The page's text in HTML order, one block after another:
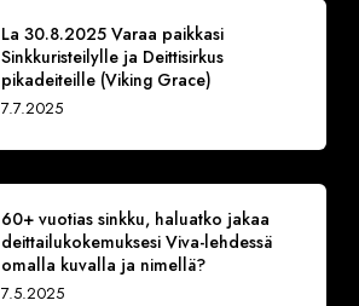
La 30.8.2025 Varaa paikkasi
Sinkkuristeilylle ja Deittisirkus
pikadeiteille (Viking Grace)
7.7.2025
60+ vuotias sinkku, haluatko jakaa
deittailukokemuksesi Viva-lehdessä
omalla kuvalla ja nimellä?
7.5.2025